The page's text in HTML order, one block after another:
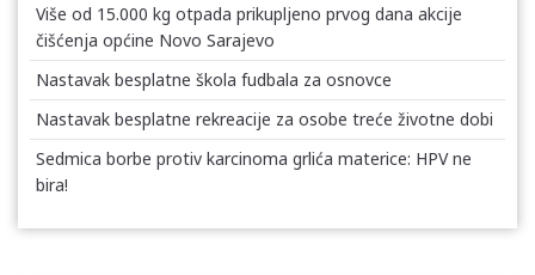
Više od 15.000 kg otpada prikupljeno prvog dana akcije
čišćenja općine Novo Sarajevo
Nastavak besplatne škola fudbala za osnovce
Nastavak besplatne rekreacije za osobe treće životne dobi
Sedmica borbe protiv karcinoma grlića materice: HPV ne
bira!